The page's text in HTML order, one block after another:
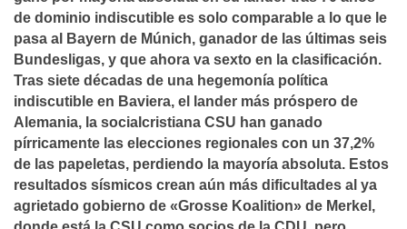
de dominio indiscutible es solo comparable a lo que le
pasa al Bayern de Múnich, ganador de las últimas seis
Bundesligas, y que ahora va sexto en la clasificación.
Tras siete décadas de una hegemonía política
indiscutible en Baviera, el lander más próspero de
Alemania, la socialcristiana CSU han ganado
pírricamente las elecciones regionales con un 37,2%
de las papeletas, perdiendo la mayoría absoluta. Estos
resultados sísmicos crean aún más dificultades al ya
agrietado gobierno de «Grosse Koalition» de Merkel,